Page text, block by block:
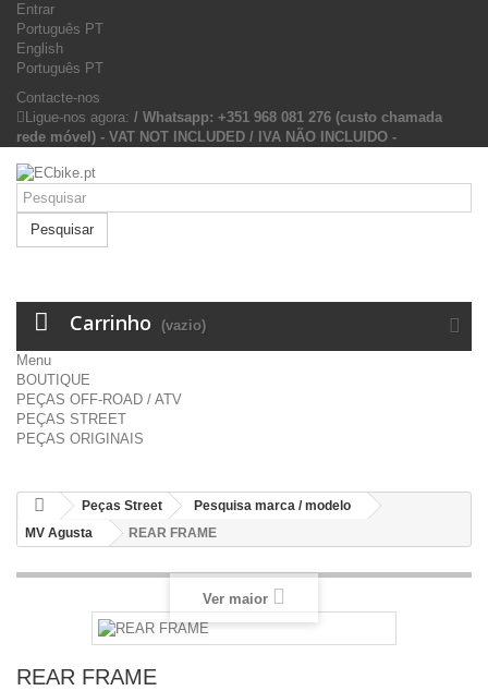
Entrar
Português PT
English
Português PT
Contacte-nos
Ligue-nos agora: / Whatsapp: +351 968 081 276 (custo chamada
rede móvel) - VAT NOT INCLUDED / IVA NÃO INCLUIDO -
Pesquisar
Carrinho (vazio)
Menu
BOUTIQUE
PEÇAS OFF-ROAD / ATV
PEÇAS STREET
PEÇAS ORIGINAIS
Peças Street
Pesquisa marca / modelo
MV Agusta
REAR FRAME
Ver maior
REAR FRAME